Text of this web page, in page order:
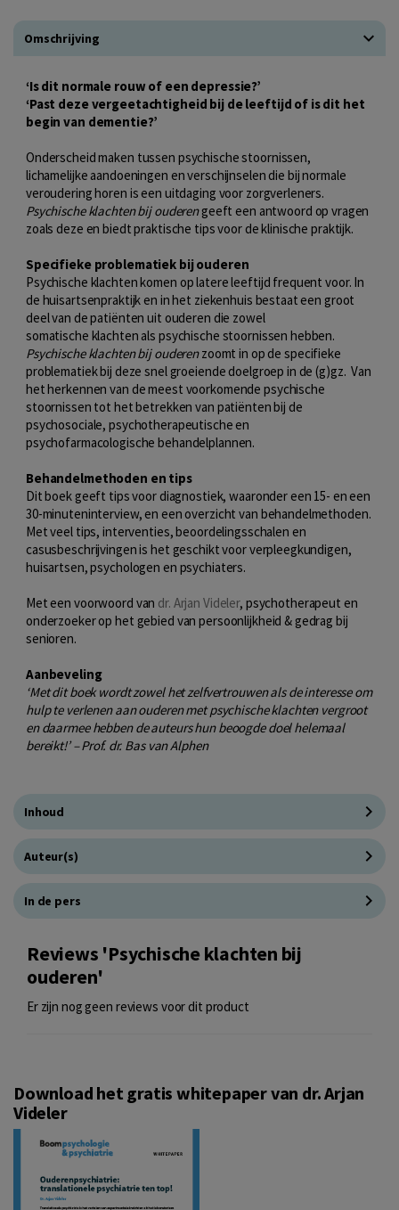
Omschrijving
‘Is dit normale rouw of een depressie?’
‘Past deze vergeetachtigheid bij de leeftijd of is dit het
begin van dementie?’
Onderscheid maken tussen psychische stoornissen,
lichamelijke aandoeningen en verschijnselen die bij normale
veroudering horen is een uitdaging voor zorgverleners.
Psychische klachten bij ouderengeeft een antwoord op vragen
zoals deze en biedt praktische tips voor de klinische praktijk.
Specifieke problematiek bij ouderen
Psychische klachten komen op latere leeftijd frequent voor. In
de huisartsenpraktijk en in het ziekenhuis bestaat een groot
deel van de patiënten uit ouderen die zowel
somatische klachten als psychische stoornissen hebben.
Psychische klachten bij ouderenzoomt in op de specifieke
problematiek bij deze snel groeiende doelgroep in de (g)gz. Van
het herkennen van de meest voorkomende psychische
stoornissen tot het betrekken van patiënten bij de
psychosociale, psychotherapeutische en
psychofarmacologische behandelplannen.
Behandelmethoden en tips
Dit boek geeft tips voor diagnostiek, waaronder een 15- en een
30-minuteninterview, en een overzicht van behandelmethoden.
Met veel tips, interventies, beoordelingsschalen en
casusbeschrijvingen is het geschikt voor verpleegkundigen,
huisartsen, psychologen en psychiaters.
Met een voorwoord van dr. Arjan Videler, psychotherapeut en
onderzoeker op het gebied van persoonlijkheid & gedrag bij
senioren.
Aanbeveling
‘Met dit boek wordt zowel het zelfvertrouwen als de interesse om
hulp te verlenen aan ouderen met psychische klachten vergroot
en daarmee hebben de auteurs hun beoogde doel helemaal
bereikt!’ – Prof. dr. Bas van Alphen
Inhoud
Auteur(s)
In de pers
Reviews 'Psychische klachten bij
ouderen'
Er zijn nog geen reviews voor dit product
Download het gratis whitepaper van dr. Arjan
Videler